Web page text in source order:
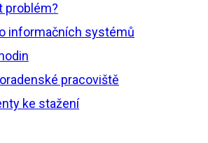
problém?
informačních systémů
pracoviště
ke stažení